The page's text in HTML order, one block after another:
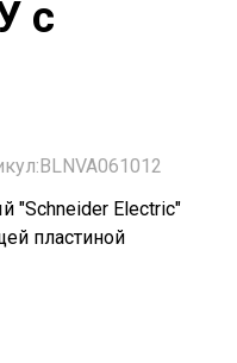
с
"Schneider Electric"
пластиной